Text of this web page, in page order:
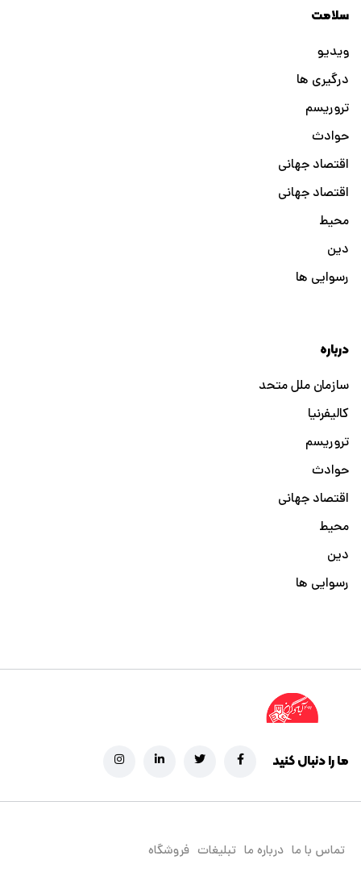
سلامت
ویدیو
درگیری ها
تروریسم
حوادث
اقتصاد جهانی
اقتصاد جهانی
محیط
دین
رسوایی ها
درباره
سازمان ملل متحد
کالیفرنیا
تروریسم
حوادث
اقتصاد جهانی
محیط
دین
رسوایی ها
ما را دنبال کنید
تماس با ما درباره ما تبلیغات فروشگاه